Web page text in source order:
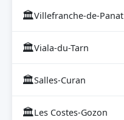
🏛Villefranche-de-Panat
🏛Viala-du-Tarn
🏛Salles-Curan
🏛Les Costes-Gozon